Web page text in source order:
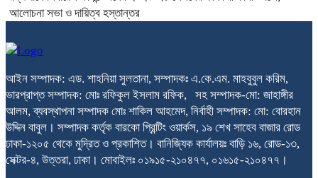
আলোচনা সভা ও দায়িত্ব হস্তান্তর
আইন সম্পাদক: এড. শাহনিয়া সুলতানা, সম্পাদকঃ এ.কে.এম. মাহবুবুল করিম,
ভারপ্রাপ্ত সম্পাদক: মোঃ রফিকুল ইসলাম রফিক, সহ সম্পাদক-মো: জাহাঙ্গীর
আলম, ব্যবস্থাপনা সম্পাদক মোঃ শাকিল আহমেদ, নির্বাহী সম্পাদক: মো: বোরহান
উদ্দিন বাবুল। সম্পাদক কর্তৃক বারকো প্রিন্টিং ওয়ার্কস, ১৯ শেখ সাহেব বাজার রোড
ঢাকা-১২০৫ থেকে মুদ্রিত ও প্রকাশিত। বানিজ্যিক কার্যালয়ঃ বাড়ি ১৬, রোড-১৩,
সেক্টর-৪, উত্তরা, ঢাকা। মোবাইলঃ ০১৯১৫-২১০৪৭৭, ০১৬১৫-২১০৪৭৭।